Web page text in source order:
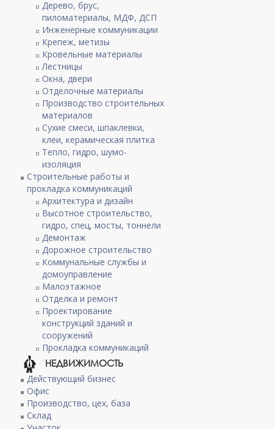
Дерево, брус,
пиломатериалы, МДФ, ДСП
Инженерные коммуникации
Крепеж, метизы
Кровельные материалы
Лестницы
Окна, двери
Отделочные материалы
Производство строительных
материалов
Сухие смеси, шпаклевки,
клеи, керамическая плитка
Тепло, гидро, шумо-
изоляция
Строительные работы и
прокладка коммуникаций
Архитектура и дизайн
Высотное строительство,
гидро, спец, мосты, тоннели
Демонтаж
Дорожное строительство
Коммунальные службы и
домоуправление
Малоэтажное
Отделка и ремонт
Проектирование
конструкций зданий и
сооружений
Прокладка коммуникаций
НЕДВИЖИМОСТЬ
Действующий бизнес
Офис
Производство, цех, база
Склад